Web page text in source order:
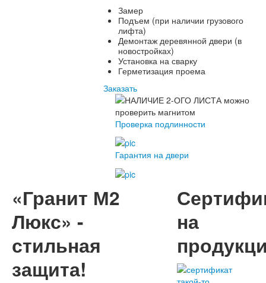
Замер
Подъем (при наличии грузового
лифта)
Демонтаж деревянной двери (в
новостройках)
Установка на сварку
Герметизация проема
Заказать
Проверка подлинности
Гарантия на двери
«Гранит М2
Люкс» -
стильная
защита!
на